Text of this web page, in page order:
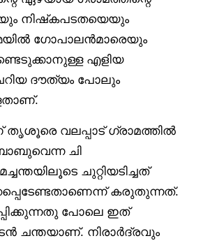
നിഷ്‌കപടതയെയും
ഗോപാലൻമാരെയും
എളിയ
ദൗത്യം പോലും
വലപ്പാട് ഗ്രാമത്തിൽ
ചി
ചുറ്റിയടിച്ചത്
കരുതുന്നത്.
പോലെ ഇത്
ചന്തയാണ്. നിരാർദ്രവും